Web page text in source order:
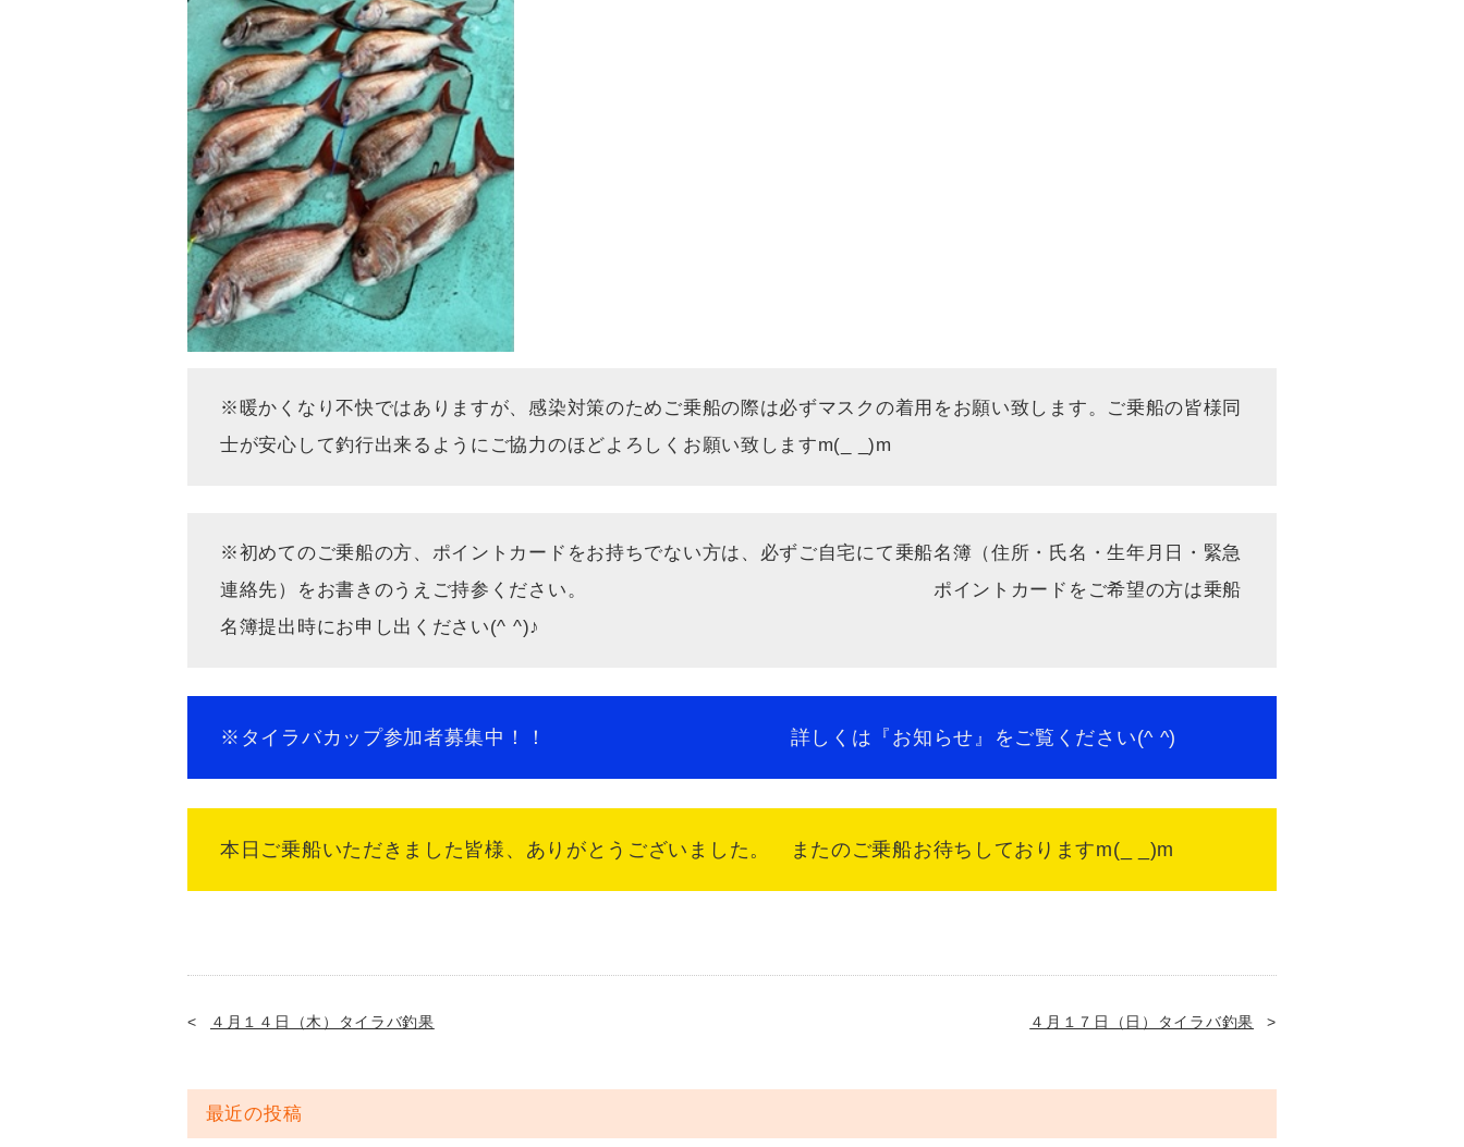
※暖かくなり不快ではありますが、感染対策のためご乗船の際は必ずマスクの着用をお願い致します。ご乗船の皆様同
士が安心して釣行出来るようにご協力のほどよろしくお願い致しますm(_ _)m
※初めてのご乗船の方、ポイントカードをお持ちでない方は、必ずご自宅にて乗船名簿（住所・氏名・生年月日・緊急
連絡先）をお書きのうえご持参ください。 ポイントカードをご希望の方は乗船
名簿提出時にお申し出ください(^ ^)♪
※タイラバカップ参加者募集中！！ 詳しくは『お知らせ』をご覧ください(^ ^)
本日ご乗船いただきました皆様、ありがとうございました。 またのご乗船お待ちしておりますm(_ _)m
４月１４日（木）タイラバ釣果 ４月１７日（日）タイラバ釣果
最近の投稿